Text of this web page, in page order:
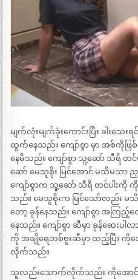
မျက်လုံးမျက်ခုံးကောင်းပြီး ခါးသေ
ထွက်နေသည်။ ကျော်စွာ မှာ အစ်ကိုဖ
နေမိသည်။ ကျော်စွာ သူ့ဆော် သီရိ တ
ဆော် မေသူစိုး မြင်အောင် မသိမသာ
ကျော်စွာက သူ့ဆော် သီရိ တင်ပါးကို
သည်။ မေသူစိုးက မြင်သော်လည်း မသိ
တော့ ခုန်နေသည်။ ကျော်စွာ အကြည့်
နေသည်။ ကျော်စွာ ဆီမှာ ခုန်ဆေးပါ
ကို အချိုရေတစ်ဗူးဆီမှာ ထည့်ပြီး
လိုက်သည်။
သူလည်းသောက်လိုက်သည်။ ကိုအောင်